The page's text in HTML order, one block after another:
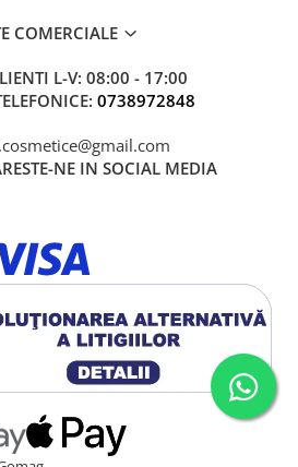
COMERCIALE
L-V: 08:00 - 17:00
0738972848
NE IN SOCIAL MEDIA